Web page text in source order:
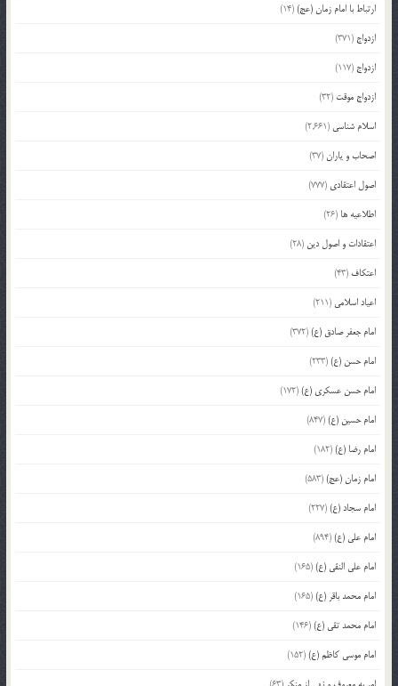
ارتباط با امام زمان (عج)(14)
ازدواج (371)
ازدواج (117)
ازدواج موقت (32)
اسلام شناسی (2,661)
اصحاب و یاران(37)
اصول اعتقادی (777)
اطلاعیه ها (26)
اعتقادات و اصول دین (28)
اعتکاف (43)
اعیاد اسلامی (211)
امام جعفر صادق (ع)(372)
امام حسن (ع)(233)
امام حسن عسکری (ع)(172)
امام حسین (ع)(847)
امام رضا (ع)(182)
امام زمان (عج)(583)
امام سجاد (ع)(227)
امام علی (ع)(894)
امام علی النقی (ع)(165)
امام محمد باقر (ع)(165)
امام محمد تقی (ع)(146)
امام موسی کاظم (ع)(152)